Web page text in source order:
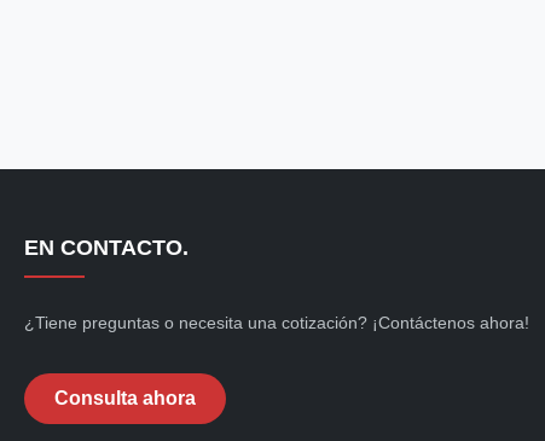
EN CONTACTO.
¿Tiene preguntas o necesita una cotización? ¡Contáctenos ahora!
Consulta ahora